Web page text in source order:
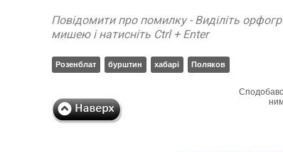
Повідомити про помилку - Виділіть
мишею і натисніть Ctrl + Enter
Розенблат бурштин хабарі Поляков